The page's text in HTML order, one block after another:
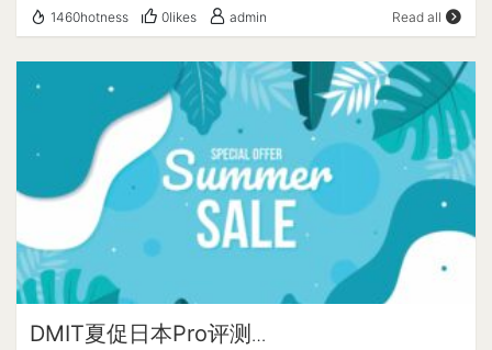
Block, Direct Mode) 测试操作 写速度 读速度 100MB-4K
Block 18.2 MB/s (4374 IOPS, 6.99s) 21.3 MB/s (5199
IOPS, 4.93s) 1GB-1M Block 342 MB/s (319 IOPS, 3.22s)
1.2 GB/s (1181 IOPS, 0.85s) ---------------------磁盘fio
读写测试--感谢yabs开源---------------------- ------ | --
- ---- | ---- ---- Read | 39.64 MB/s (9.9k) | 368.18 MB/s
(5.7k) Write | 39.73 MB/s (9.9k) | 370.12 MB/s (5.7k) Total
| 79.38 MB/s (19.8k) | 738.30 MB/s (11.5k) | | Block Size |
512k (IOPS) | 1m (IOPS) ------ | --- ---- | ---- ---- Read |
895.21 MB/s (1.7k) | 1.03 GB/s (1.0k) Write | 942.78 MB/s
(1.8k) | 1.10 GB/s (1.0k) Total | 1.83 GB/s (3.5k) | 2.14 GB/s
(2.0k) ---------------------流媒体解锁--感谢sjlleo开源--
Processor CPU cores : 2 @ 2794.230 MHz AES-NI : ✔
Enabled VM-x/AMD-V : ✔ Enabled RAM : 1.9 GiB Swap :
0.0 KiB Disk : 39.2 GiB Distro : Debian GNU/Linux 11
(bullseye) Kernel : 5.10.0-25-amd64 VM Type : KVM
IPv4/IPv6 : ✔ Online / ✔ Online IPv6 Network
Information: --------------------------------- ISP : DMIT
Cloud Services ASN : AS906 DMIT Cloud Services Host :
DMIT Cloud Services Location : Los Angeles, California
(CA) Country : United States fio Disk Speed Tests (Mixed
R/W 50/50): --------------------------------- Block Size
| 4k (IOPS) | 64k (IOPS) ------ | --- ---- | ---- ---- Read |
1460hotness 0likes admin Read all
DMIT夏促日本Pro评测